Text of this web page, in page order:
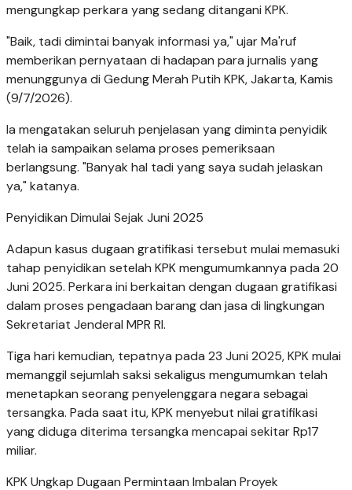
mengungkap perkara yang sedang ditangani KPK.
"Baik, tadi dimintai banyak informasi ya," ujar Ma'ruf
memberikan pernyataan di hadapan para jurnalis yang
menunggunya di Gedung Merah Putih KPK, Jakarta, Kamis
(9/7/2026).
Ia mengatakan seluruh penjelasan yang diminta penyidik
telah ia sampaikan selama proses pemeriksaan
berlangsung. "Banyak hal tadi yang saya sudah jelaskan
ya," katanya.
Penyidikan Dimulai Sejak Juni 2025
Adapun kasus dugaan gratifikasi tersebut mulai memasuki
tahap penyidikan setelah KPK mengumumkannya pada 20
Juni 2025. Perkara ini berkaitan dengan dugaan gratifikasi
dalam proses pengadaan barang dan jasa di lingkungan
Sekretariat Jenderal MPR RI.
Tiga hari kemudian, tepatnya pada 23 Juni 2025, KPK mulai
memanggil sejumlah saksi sekaligus mengumumkan telah
menetapkan seorang penyelenggara negara sebagai
tersangka. Pada saat itu, KPK menyebut nilai gratifikasi
yang diduga diterima tersangka mencapai sekitar Rp17
miliar.
KPK Ungkap Dugaan Permintaan Imbalan Proyek